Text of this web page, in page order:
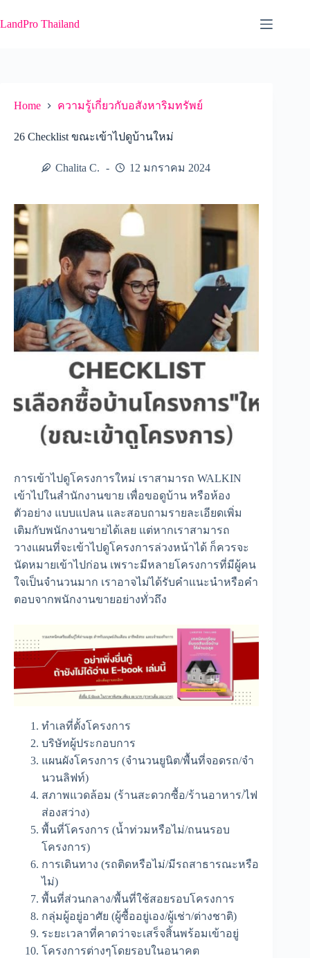
to
content
LandPro Thailand
Home ความรู้เกี่ยวกับอสังหาริมทรัพย์
26 Checklist ขณะเข้าไปดูบ้านใหม่
Chalita C. 12 มกราคม 2024
การเข้าไปดูโครงการใหม่ เราสามารถ WALKIN
เข้าไปในสำนักงานขาย เพื่อขอดูบ้าน หรือห้อง
ตัวอย่าง แบบแปลน และสอบถามรายละเอียดเพิ่ม
เติมกับพนักงานขายได้เลย แต่หากเราสามารถ
วางแผนที่จะเข้าไปดูโครงการล่วงหน้าได้ ก็ควรจะ
นัดหมายเข้าไปก่อน เพราะมีหลายโครงการที่มีผู้คน
ใจเป็นจำนวนมาก เราอาจไม่ได้รับคำแนะนำหรือคำ
ตอบจากพนักงานขายอย่างทั่วถึง
ทำเลที่ตั้งโครงการ
บริษัทผู้ประกอบการ
แผนผังโครงการ (จำนวนยูนิต/พื้นที่จอดรถ/จำ
นวนลิฟท์)
สภาพแวดล้อม (ร้านสะดวกซื้อ/ร้านอาหาร/ไฟ
ส่องสว่าง)
พื้นที่โครงการ (น้ำท่วมหรือไม่/ถนนรอบ
โครงการ)
การเดินทาง (รถติดหรือไม่/มีรถสาธารณะหรือ
ไม่)
พื้นที่ส่วนกลาง/พื้นที่ใช้สอยรอบโครงการ
กลุ่มผู้อยู่อาศัย (ผู้ซื้ออยู่เอง/ผู้เช่า/ต่างชาติ)
ระยะเวลาที่คาดว่าจะเสร็จสิ้นพร้อมเข้าอยู่
โครงการต่างๆโดยรอบในอนาคต